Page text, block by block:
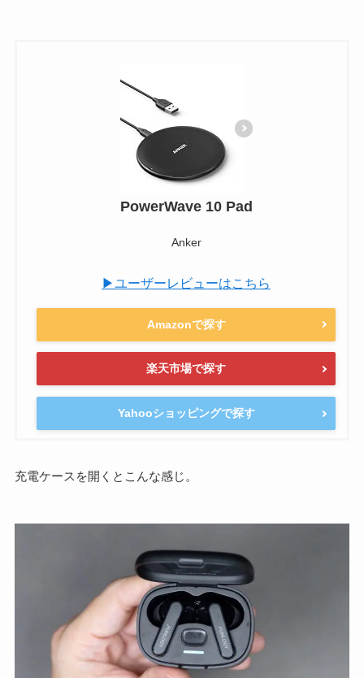
PowerWave 10 Pad
Anker
▶ユーザーレビューはこちら
Amazonで探す
楽天市場で探す
Yahooショッピングで探す
充電ケースを開くとこんな感じ。